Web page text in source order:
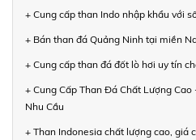
+ Cung cấp than Indo nhập khẩu với
+ Bán than đá Quảng Ninh tại miền
+ Cung cấp than đá đốt lò hơi uy tín
+ Cung Cấp Than Đá Chất Lượng Cao
Nhu Cầu
+ Than Indonesia chất lượng cao, giá